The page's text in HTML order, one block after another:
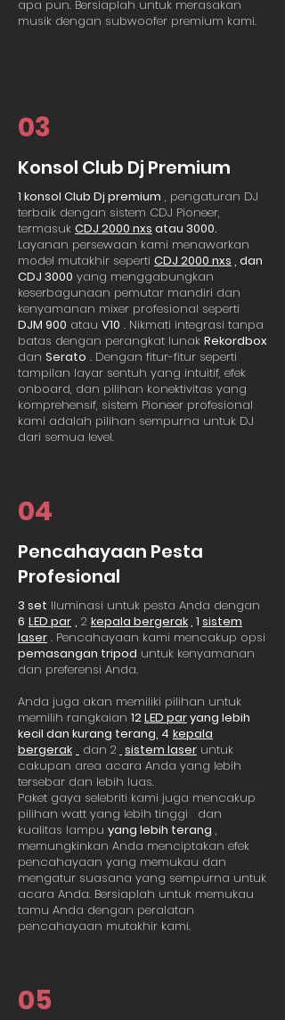
apa pun. Bersiaplah untuk merasakan
musik dengan subwoofer premium kami.
03
Konsol Club Dj Premium
1 konsol Club Dj premium , pengaturan DJ
terbaik dengan sistem CDJ Pioneer,
termasuk CDJ 2000 nxs atau 3000.
Layanan persewaan kami menawarkan
model mutakhir seperti CDJ 2000 nxs , dan
CDJ 3000 yang menggabungkan
keserbagunaan pemutar mandiri dan
kenyamanan mixer profesional seperti
DJM 900 atau V10 . Nikmati integrasi tanpa
batas dengan perangkat lunak Rekordbox
dan Serato . Dengan fitur-fitur seperti
tampilan layar sentuh yang intuitif, efek
onboard, dan pilihan konektivitas yang
komprehensif, sistem Pioneer profesional
kami adalah pilihan sempurna untuk DJ
dari semua level.
04
Pencahayaan Pesta
Profesional
3 set Iluminasi untuk pesta Anda dengan
6 LED par , 2 kepala bergerak, 1 sistem
laser . Pencahayaan kami mencakup opsi
pemasangan tripod untuk kenyamanan
dan preferensi Anda.
Anda juga akan memiliki pilihan untuk
memilih rangkaian 12LED paryang lebih
kecil dan kurang terang, 4 kepala
bergerak
dan 2 sistem laser untuk
cakupan area acara Anda yang lebih
tersebar dan lebih luas.
Paket gaya selebriti kami juga mencakup
pilihan watt yang lebih tinggi
dan
kualitas lampu yang lebih terang ,
memungkinkan Anda menciptakan efek
pencahayaan yang memukau dan
mengatur suasana yang sempurna untuk
acara Anda. Bersiaplah untuk memukau
tamu Anda dengan peralatan
pencahayaan mutakhir kami.
05